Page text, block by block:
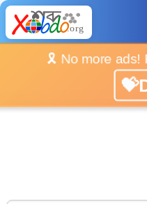
🎗️ No more ads!